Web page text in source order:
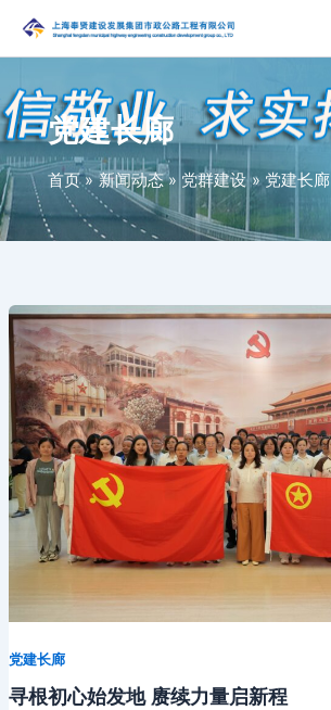
内
容
党建长廊
首页 新闻动态 党群建设 党建长廊
党建长廊
寻根初心始发地 赓续力量启新程